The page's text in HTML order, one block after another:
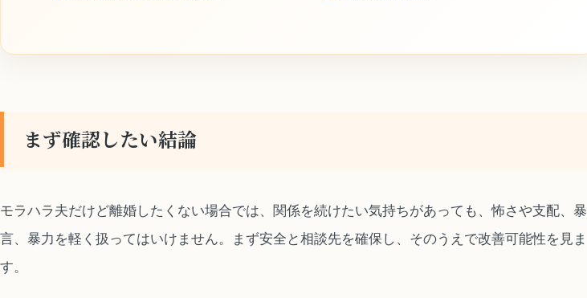
まず確認したい結論
モラハラ夫だけど離婚したくない場合では、関係を続けたい気持ちがあっても、怖さや支配、暴
言、暴力を軽く扱ってはいけません。まず安全と相談先を確保し、そのうえで改善可能性を見ま
す。